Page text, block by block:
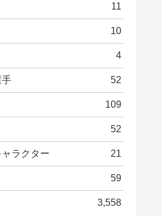
11
10
4
手 52
109
52
ラクター 21
59
3,558